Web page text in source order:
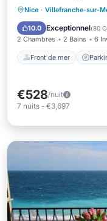
Nice · Villefranche-sur-
10.0 Exceptionnel(80
2 Chambres 2 Bains 6
Front de mer
Front de mer
Vue sur
€528/nuit
7 nuits - €3,697